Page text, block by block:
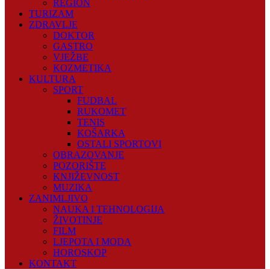
REGION
TURIZAM
ZDRAVLJE
DOKTOR
GASTRO
VJEŽBE
KOZMETIKA
KULTURA
SPORT
FUDBAL
RUKOMET
TENIS
KOŠARKA
OSTALI SPORTOVI
OBRAZOVANJE
POZORIŠTE
KNJIŽEVNOST
MUZIKA
ZANIMLJIVO
NAUKA I TEHNOLOGIJA
ŽIVOTINJE
FILM
LJEPOTA I MODA
HOROSKOP
KONTAKT